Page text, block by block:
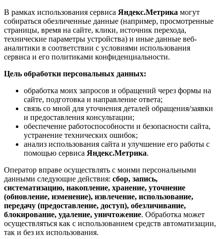
В рамках использования сервиса Яндекс.Метрика могут
собираться обезличенные данные (например, просмотренные
страницы, время на сайте, клики, источник перехода,
технические параметры устройства) и иные данные веб-
аналитики в соответствии с условиями использования
сервиса и его политиками конфиденциальности.
Цель обработки персональных данных:
обработка моих запросов и обращений через формы на
сайте, подготовка и направление ответа;
связь со мной для уточнения деталей обращения/заявки
и предоставления консультации;
обеспечение работоспособности и безопасности сайта,
устранение технических ошибок;
анализ использования сайта и улучшение его работы с
помощью сервиса Яндекс.Метрика.
Оператор вправе осуществлять с моими персональными
данными следующие действия: сбор, запись,
систематизацию, накопление, хранение, уточнение
(обновление, изменение), извлечение, использование,
передачу (предоставление, доступ), обезличивание,
блокирование, удаление, уничтожение. Обработка может
осуществляться как с использованием средств автоматизации,
так и без их использования.